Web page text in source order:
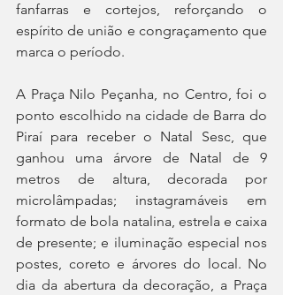
fanfarras e cortejos, reforçando o
espírito de união e congraçamento que
marca o período.
A Praça Nilo Peçanha, no Centro, foi o
ponto escolhido na cidade de Barra do
Piraí para receber o Natal Sesc, que
ganhou uma árvore de Natal de 9
metros de altura, decorada por
microlâmpadas; instagramáveis em
formato de bola natalina, estrela e caixa
de presente; e iluminação especial nos
postes, coreto e árvores do local. No
dia da abertura da decoração, a Praça